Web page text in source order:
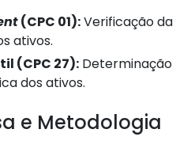
(CPC 01):Verificação da
ativos.
(CPC 27): Determinação
dos ativos.
e Metodologia